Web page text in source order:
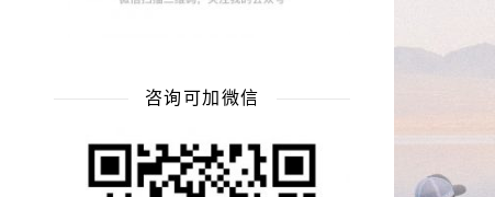
咨询可加微信